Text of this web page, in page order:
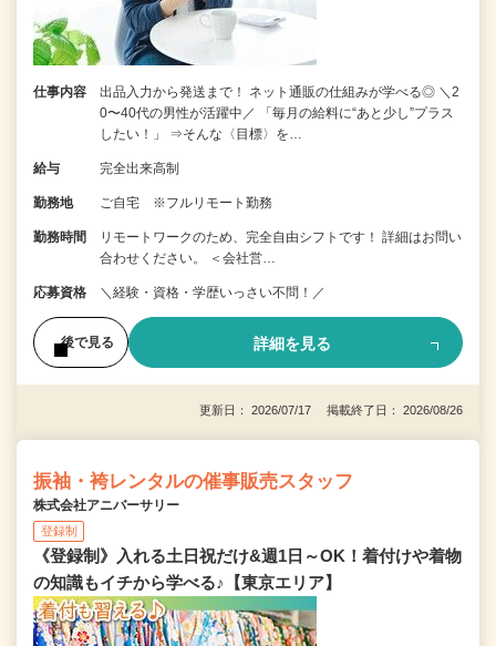
仕事内容
出品入力から発送まで！ ネット通販の仕組みが学べる◎ ＼2
0〜40代の男性が活躍中／ 「毎月の給料に“あと少し”プラス
したい！」 ⇒そんな〈目標〉を…
給与 完全出来高制
勤務地 ご自宅 ※フルリモート勤務
勤務時間
リモートワークのため、完全自由シフトです！ 詳細はお問い
合わせください。 ＜会社営…
応募資格 ＼経験・資格・学歴いっさい不問！／
後で見る 詳細を見る
更新日： 2026/07/17 掲載終了日： 2026/08/26
振袖・袴レンタルの催事販売スタッフ
株式会社アニバーサリー
登録制
《登録制》入れる土日祝だけ&週1日～OK！着付けや着物
の知識もイチから学べる♪【東京エリア】